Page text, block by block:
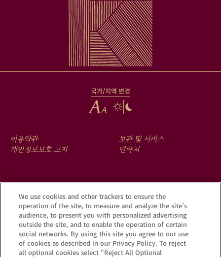
국가/지역 변경
FOOTER
MENU
이용약관
개인정보보호 고지 보관 및 서비스
연락처
크루그 앱을 다운로드하여 Krug iD를 통해 여러분의 샴페인에 숨겨진
이야기를 확인해 보세요.
We use cookies and other trackers to ensure the
operation of the site, to measure and analyze the site’s
audience, to present you with personalized advertising
outside the site, and to enable the operation of certain
social networks. By using this site you agree to our use
of cookies as described in our Privacy Policy. To reject
all optional cookies select “Reject All Optional